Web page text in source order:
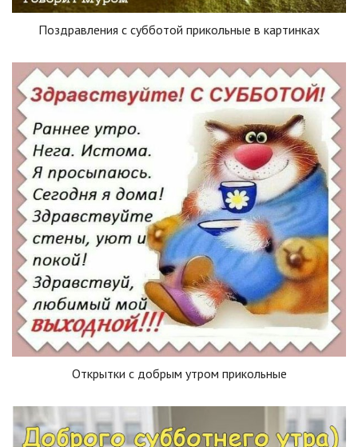
Поздравления с субботой прикольные в картинках
Открытки с добрым утром прикольные